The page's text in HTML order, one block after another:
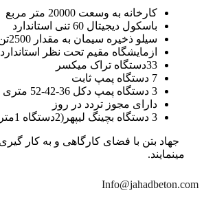
کارخانه به وسعت 20000 متر مربع
باسکول دیجیتال 60 تنی استاندارد
سیلو ذخیره سیمان به مقدار 2500تن
ازمایشگاه مقیم تحت نظر استاندارد
33دستگاه تراک میکسر
7 دستگاه پمپ ثابت
3 دستگاه پمپ دکل 36-42-52 متری
دارای مجوز تردد در روز
3 دستگاه بچینگ لیپهر(2دستگاه 1متری و 1 دستگاه 1/2 متری با توان تولید 150 متر مکعب در ساعت)
مینمایند.
Info@jahadbeton.com